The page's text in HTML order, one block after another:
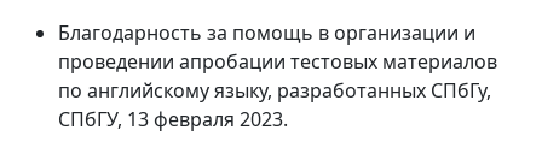
Благодарность за помощь в организации и
проведении апробации тестовых материалов
по английскому языку, разработанных СПбГу,
СПбГУ, 13 февраля 2023.